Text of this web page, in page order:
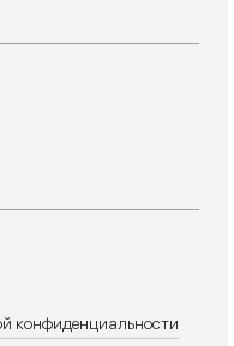
конфиденциальности